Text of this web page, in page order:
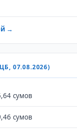
→
07.08.2026)
сумов
сумов